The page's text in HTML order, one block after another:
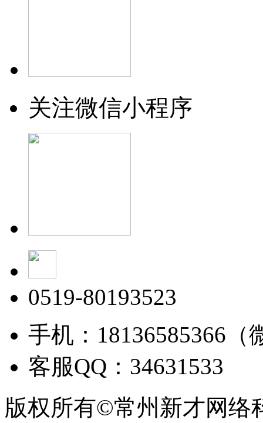
关注微信小程序
0519-80193523
手机：18136585366（
客服QQ：34631533
版权所有©常州新才网络